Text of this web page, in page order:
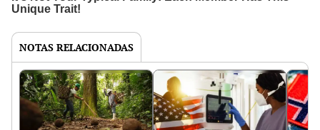
NOTAS RELACIONADAS